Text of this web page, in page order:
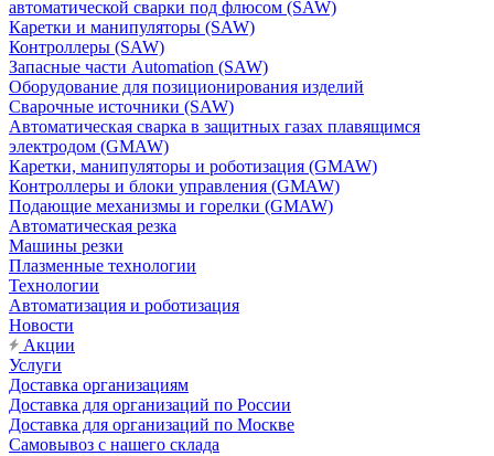
автоматической сварки под флюсом (SAW)
Каретки и манипуляторы (SAW)
Контроллеры (SAW)
Запасные части Automation (SAW)
Оборудование для позиционирования изделий
Сварочные источники (SAW)
Автоматическая сварка в защитных газах плавящимся
электродом (GMAW)
Каретки, манипуляторы и роботизация (GMAW)
Контроллеры и блоки управления (GMAW)
Подающие механизмы и горелки (GMAW)
Автоматическая резка
Машины резки
Плазменные технологии
Технологии
Автоматизация и роботизация
Новости
Акции
Услуги
Доставка организациям
Доставка для организаций по России
Доставка для организаций по Москве
Самовывоз с нашего склада